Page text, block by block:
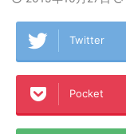
Twitter
Pocket